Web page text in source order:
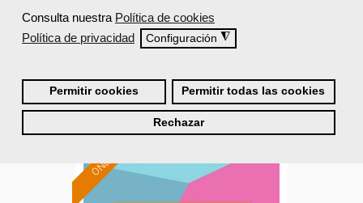
Consulta nuestra Política de cookies
Política de privacidad
Configuración ◮
Permitir cookies Permitir todas las cookies
Rechazar
Matrícula cerrada
0
ONLINE